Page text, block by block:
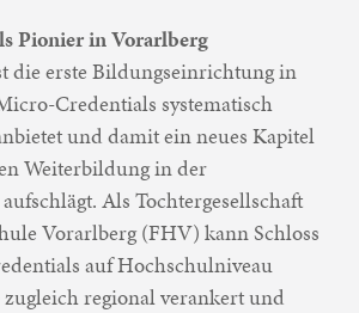
Pionier in Vorarlberg
die erste Bildungseinrichtung in
Credentials systematisch
und damit ein neues Kapitel
Weiterbildung in der
Als Tochtergesellschaft
Vorarlberg (FHV) kann Schloss
auf Hochschulniveau
regional verankert und